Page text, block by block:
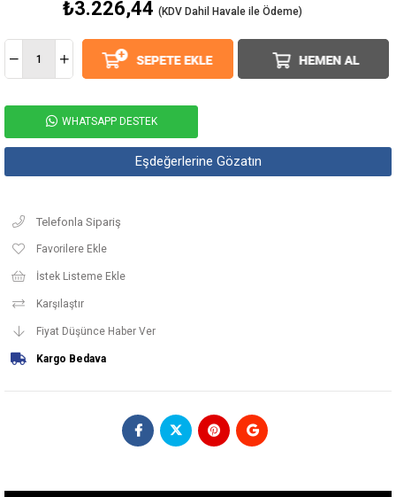
₺3.226,44 (KDV Dahil Havale ile Ödeme)
WHATSAPP DESTEK
Eşdeğerlerine Gözatın
Telefonla Sipariş
Favorilere Ekle
İstek Listeme Ekle
Karşılaştır
Fiyat Düşünce Haber Ver
Kargo Bedava